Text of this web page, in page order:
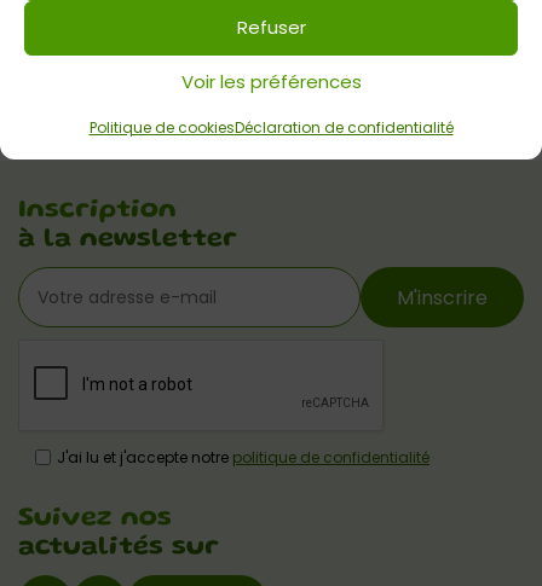
Refuser
Voir les préférences
Politique de cookiesDéclaration de confidentialité
Résidences
Auberge des
Inscription
à la newsletter
M'inscrire
J'ai lu et j'accepte notre politique de confidentialité
Suivez nos
actualités sur